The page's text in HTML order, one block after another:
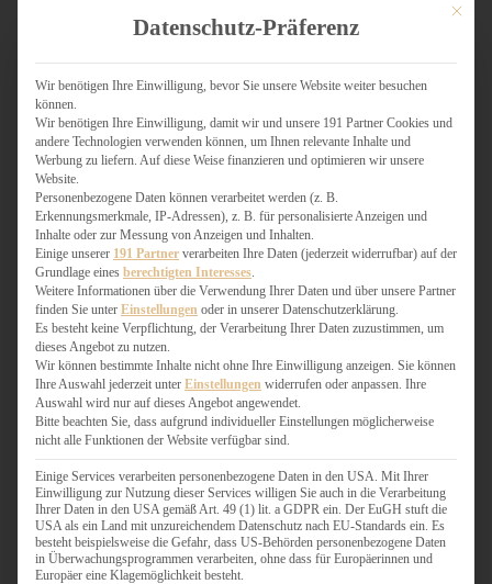
KUCHEN
LOW CARB & GESÜNDER
MY AMERICAN BAKERY
SCHOKOLADIGES
SÜSSES HAUPTGERICHT
TÖRTCHEN
VEGAN SÜSS
WEIHNACHTSBÄCKEREI
HERZHAFT
BURGER & SANDWICHES
FIX AUF DEM TISCH
FLEISCH & FISCH
GRILLEN / BARBECUE
HERZHAFTES BACKEN
ONE-POT-GERICHTE
PASTA & NUDELGERICHTE
PIZZA, TARTES & QUICHES
REIS & RISOTTO
Mit
Datenschutz-Präferenz
Wir benötigen Ihre Einwilligung, bevor Sie unsere Website weiter besuchen
können.
Wir benötigen Ihre Einwilligung, damit wir und unsere 191 Partner Cookies und
andere Technologien verwenden können, um Ihnen relevante Inhalte und
Werbung zu liefern. Auf diese Weise finanzieren und optimieren wir unsere
Website.
Personenbezogene Daten können verarbeitet werden (z. B.
Erkennungsmerkmale, IP-Adressen), z. B. für personalisierte Anzeigen und
Inhalte oder zur Messung von Anzeigen und Inhalten.
Einige unserer 191 Partner verarbeiten Ihre Daten (jederzeit widerrufbar) auf der
Grundlage eines berechtigten Interesses
Weitere Informationen über die Verwendung Ihrer Daten und über unsere Partner
finden Sie unter Einstellungen oder in unserer Datenschutzerklärung.
Es besteht keine Verpflichtung, der Verarbeitung Ihrer Daten zuzustimmen, um
dieses Angebot zu nutzen.
Wir können bestimmte Inhalte nicht ohne Ihre Einwilligung anzeigen. Sie können
Ihre Auswahl jederzeit unter Einstellungen widerrufen oder anpassen. Ihre
Auswahl wird nur auf dieses Angebot angewendet.
Bitte beachten Sie, dass aufgrund individueller Einstellungen möglicherweise
nicht alle Funktionen der Website verfügbar sind.
Einige Services verarbeiten personenbezogene Daten in den USA. Mit Ihrer
Einwilligung zur Nutzung dieser Services willigen Sie auch in die Verarbeitung
Ihrer Daten in den USA gemäß Art. 49 (1) lit. a GDPR ein. Der EuGH stuft die
USA als ein Land mit unzureichendem Datenschutz nach EU-Standards ein. Es
besteht beispielsweise die Gefahr, dass US-Behörden personenbezogene Daten
in Überwachungsprogrammen verarbeiten, ohne dass für Europäerinnen und
Europäer eine Klagemöglichkeit besteht.